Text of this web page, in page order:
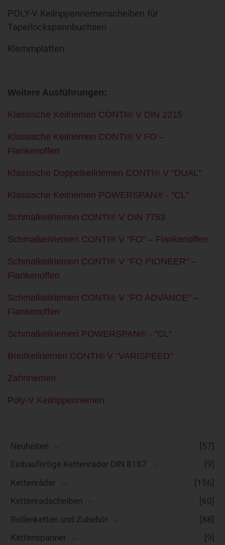
POLY-V Keilrippenriemenscheiben für
Taperlockspannbuchsen
Klemmplatten
Weitere Ausführungen:
Klassische Keilriemen CONTI® V DIN 2215
Klassische Keilriemen CONTI® V FO –
Flankenoffen
Klassische Doppelkeilriemen CONTI® V "DUAL"
Klassische Keilriemen POWERSPAN® - "CL"
Schmalkeilriemen CONTI® V DIN 7753
Schmalkeilriemen CONTI® V "FO" – Flankenoffen
Schmalkeilriemen CONTI® V "FO PIONEER" –
Flankenoffen
Schmalkeilriemen CONTI® V "FO ADVANCE" –
Flankenoffen
Schmalkeilriemen POWERSPAN® - "CL"
Breitkeilriemen CONTI® V "VARISPEED"
Zahnriemen
Poly-V Keilrippenriemen
Neuheiten
[57]
Einbaufertige Kettenräder DIN 8187
[9]
Kettenräder
[156]
Kettenradscheiben
[60]
Rollenketten und Zubehör
[88]
Kettenspanner
[9]